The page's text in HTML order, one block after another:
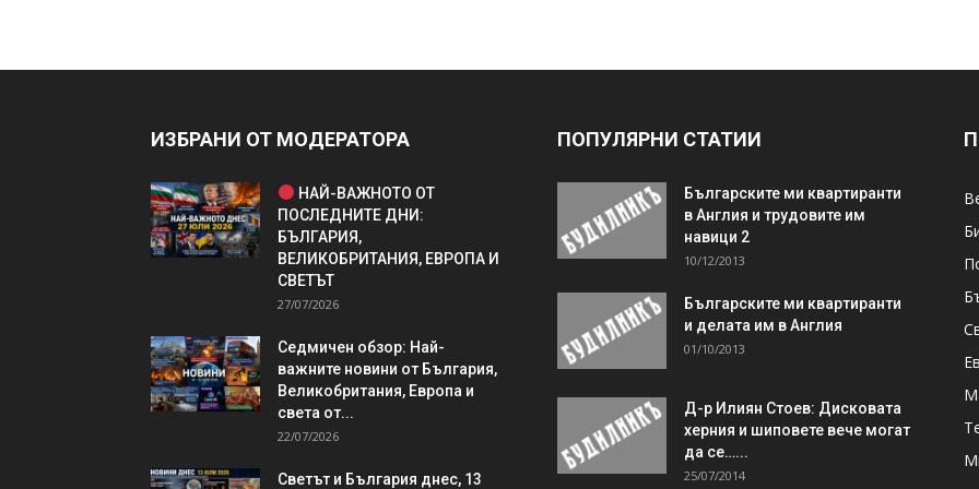
ИЗБРАНИ ОТ МОДЕРАТОРА
НАЙ-ВАЖНОТО ОТ
ПОСЛЕДНИТЕ ДНИ:
БЪЛГАРИЯ,
ВЕЛИКОБРИТАНИЯ, ЕВРОПА И
СВЕТЪТ
27/07/2026
Седмичен обзор: Най-
важните новини от България,
Великобритания, Европа и
света от...
22/07/2026
Светът и България днес, 13
ПОПУЛЯРНИ СТАТИИ
Българските ми квартиранти
в Англия и трудовите им
навици 2
10/12/2013
Българските ми квартиранти
и делата им в Англия
01/10/2013
Д-р Илиян Стоев: Дисковата
херния и шиповете вече могат
да се…...
25/07/2014